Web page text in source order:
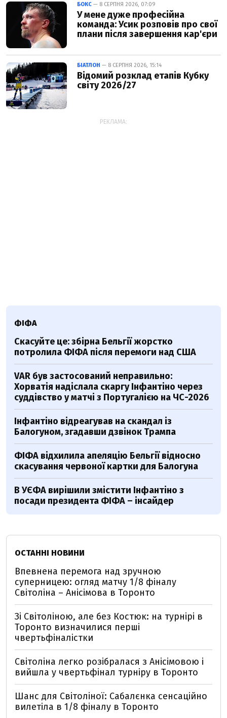
БОКС — 8 СЕРПНЯ 2026, 07:09
У мене дуже професійна
команда: Усик розповів про свої
плани після завершення кар'єри
БІАТЛОН — 8 СЕРПНЯ 2026, 15:14
Відомий розклад етапів Кубку
світу 2026/27
РЕКЛАМА:
ФІФА
Скасуйте це: збірна Бельгії жорстко
потролила ФІФА після перемоги над США
VAR був застосований неправильно:
Хорватія надіслала скаргу Інфантіно через
суддівство у матчі з Португалією на ЧС-2026
Інфантіно відреагував на скандал із
Балогуном, згадавши дзвінок Трампа
ФІФА відхилила апеляцію Бельгії відносно
скасування червоної картки для Балогуна
В УЄФА вирішили змістити Інфантіно з
посади президента ФІФА – інсайдер
ОСТАННІ НОВИНИ
Впевнена перемога над зручною
суперницею: огляд матчу 1/8 фіналу
Світоліна – Анісімова в Торонто
Зі Світоліною, але без Костюк: на турнірі в
Торонто визначилися перші
чвертьфіналістки
Світоліна легко розібралася з Анісімовою і
вийшла у чвертьфінал турніру в Торонто
Шанс для Світоліної: Сабалєнка сенсаційно
вилетіла в 1/8 фіналу в Торонто